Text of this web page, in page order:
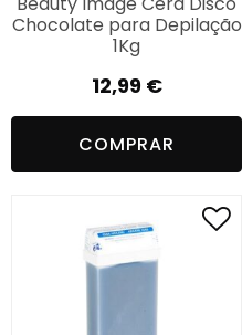
Chocolate para Depilação
1Kg
12,99 €
COMPRAR